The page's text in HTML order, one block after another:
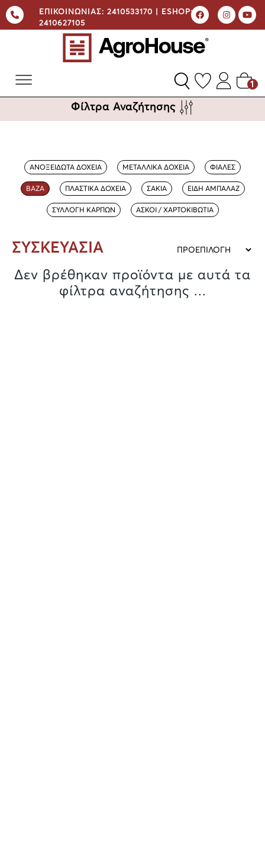
ΕΠΙΚΟΙΝΩΝΙΑΣ: 2410533170 | ESHOP:
2410627105
1
Φίλτρα Αναζήτησης
ΑΝΟΞΕΙΔΩΤΑ ΔΟΧΕΙΑ ΜΕΤΑΛΛΙΚΑ ΔΟΧΕΙΑ ΦΙΑΛΕΣ
ΒΑΖΑ ΠΛΑΣΤΙΚΑ ΔΟΧΕΙΑ ΣΑΚΙΑ ΕΙΔΗ ΑΜΠΑΛΑΖ
ΣΥΛΛΟΓΗ ΚΑΡΠΩΝ ΑΣΚΟΙ / ΧΑΡΤΟΚΙΒΩΤΙΑ
ΣΥΣΚΕΥΑΣΙΑ
Δεν βρέθηκαν προϊόντα με αυτά τα
φίλτρα αναζήτησης ...